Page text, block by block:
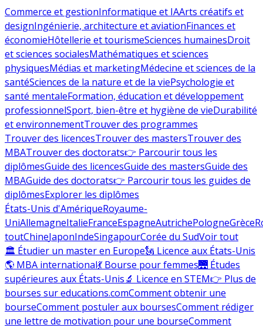
Commerce et gestionInformatique et IAArts créatifs et
designIngénierie, architecture et aviationFinances et
économieHôtellerie et tourismeSciences humainesDroit
et sciences socialesMathématiques et sciences
physiquesMédias et marketingMédecine et sciences de la
santéSciences de la nature et de la viePsychologie et
santé mentaleFormation, éducation et développement
professionnelSport, bien-être et hygiène de vieDurabilité
et environnementTrouver des programmes
Trouver des licencesTrouver des mastersTrouver des
MBATrouver des doctorats👉 Parcourir tous les
diplômesGuide des licencesGuide des mastersGuide des
MBAGuide des doctorats👉 Parcourir tous les guides de
diplômesExplorer les diplômes
États-Unis d'AmériqueRoyaume-
UniAllemagneItalieFranceEspagneAutrichePologneGrèce
toutChineJaponIndeSingapourCorée du SudVoir tout
🏛 Étudier un master en Europe🗽 Licence aux États-Unis
🌎 MBA international💃 Bourse pour femmes🌉 Études
supérieures aux États-Unis🔬 Licence en STEM👉 Plus de
bourses sur educations.comComment obtenir une
bourseComment postuler aux boursesComment rédiger
une lettre de motivation pour une bourseComment